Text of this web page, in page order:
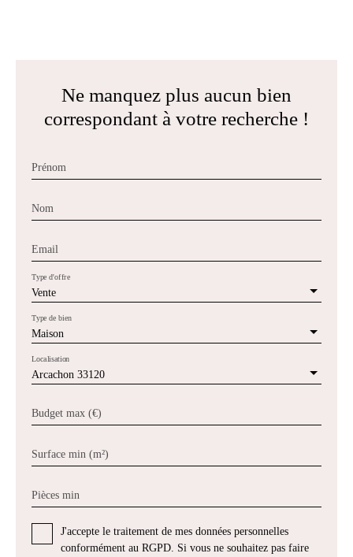
Ne manquez plus aucun bien
correspondant à votre recherche !
Prénom
Nom
Email
Vente
Type d'offre
Maison
Type de bien
Arcachon 33120
Localisation
Budget max (€)
Surface min (m²)
Pièces min
J'accepte le traitement de mes données personnelles
conformément au RGPD. Si vous ne souhaitez pas faire